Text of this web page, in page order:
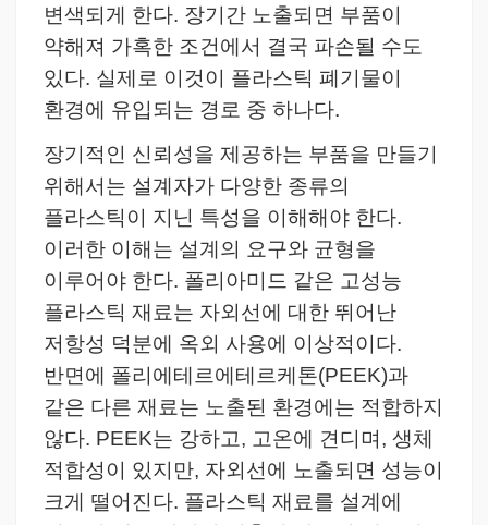
변색되게 한다. 장기간 노출되면 부품이
약해져 가혹한 조건에서 결국 파손될 수도
있다. 실제로 이것이 플라스틱 폐기물이
환경에 유입되는 경로 중 하나다.
장기적인 신뢰성을 제공하는 부품을 만들기
위해서는 설계자가 다양한 종류의
플라스틱이 지닌 특성을 이해해야 한다.
이러한 이해는 설계의 요구와 균형을
이루어야 한다. 폴리아미드 같은 고성능
플라스틱 재료는 자외선에 대한 뛰어난
저항성 덕분에 옥외 사용에 이상적이다.
반면에 폴리에테르에테르케톤(PEEK)과
같은 다른 재료는 노출된 환경에는 적합하지
않다. PEEK는 강하고, 고온에 견디며, 생체
적합성이 있지만, 자외선에 노출되면 성능이
크게 떨어진다. 플라스틱 재료를 설계에